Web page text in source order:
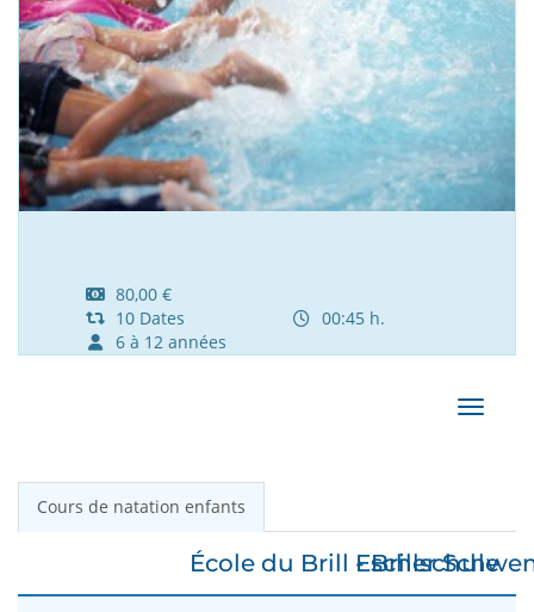
80,00 €
10 Dates
00:45 h.
6 à 12 années
Cours de natation enfants
École du Brill - Brillschule
Escher